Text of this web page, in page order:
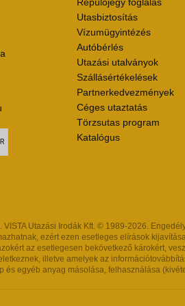
Utasbiztosítás
Vízumügyintézés
Autóbérlés
Utazási utalványok
Szállásértékelések
Partnerkedvezmények
Céges utaztatás
Törzsutas program
Katalógus
VISTA Utazási Irodák Kft. © 1989-2026.
ezért ezen esetleges elírások
az esetlegesen bekövetkező károkért,
illetve amelyek az
és egyéb anyag másolása, felhasználása